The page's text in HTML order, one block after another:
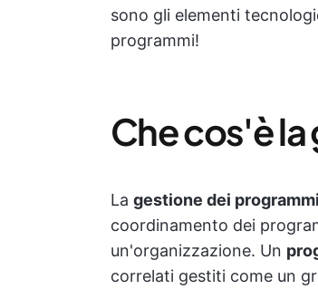
sono gli elementi
programmi!
Che cos'è
La gestione dei programmi
coordinamento dei
un'organizzazione. Un
correlati gestiti come un